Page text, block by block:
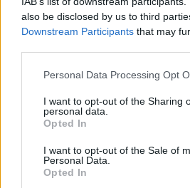
also be disclosed by us to third
Downstream Participants that may
Personal Data Processing Opt
I want to opt-out of the Sharing
personal data.
Opted In
I want to opt-out of the Sale of
Personal Data.
Opted In
ΡΟΗ ΕΙΔΗΣΕΩΝ
ΕΠΙΚΑΙΡΟΤΗΤΑ